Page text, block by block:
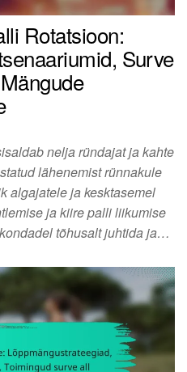
Rotatsioon:
Surve
nelja ründajat ja kahte
lähenemist rünnakule
algajatele ja kesktasemel
ja kiire palli liikumise
tõhusalt juhtida ja…